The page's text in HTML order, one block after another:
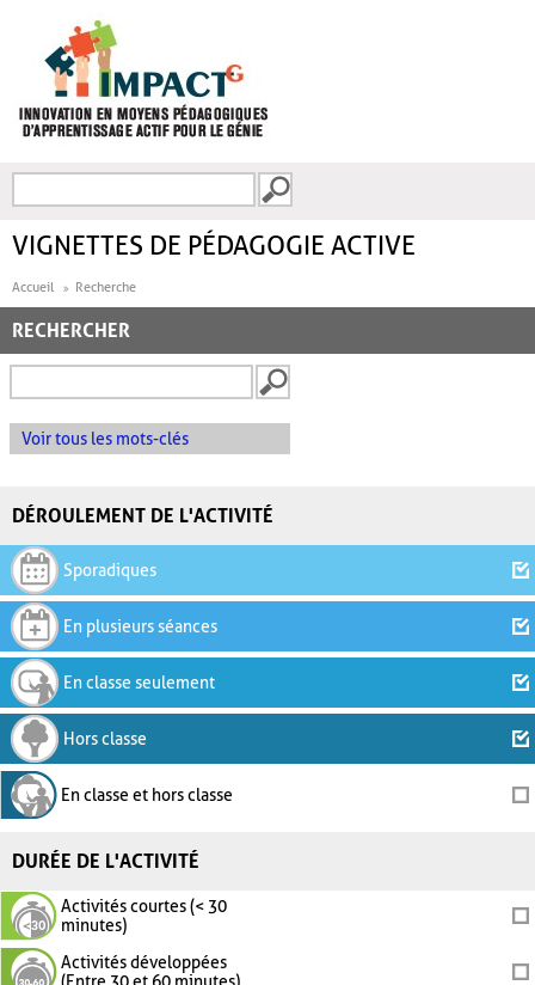
FORMULAIRE DE
VIGNETTES DE PÉDAGOGIE ACTIVE
Accueil Recherche
RECHERCHER
Voir tous les mots-clés
DÉROULEMENT DE L'ACTIVITÉ
Sporadiques
En plusieurs séances
En classe seulement
Hors classe
En classe et hors classe
DURÉE DE L'ACTIVITÉ
Activités courtes (< 30
minutes)
Activités développées